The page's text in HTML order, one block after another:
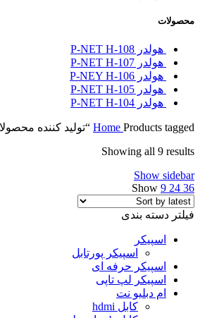
محصولات
هولدر P-NET H-108
هولدر P-NET H-107
هولدر P-NEY H-106
هولدر P-NET H-105
هولدر P-NET H-104
Home Products tagged “تولید کننده محصولات پی نت”
Showing all 9 results
Show sidebar
Show 9 24 36
فیلتر دسته بندی
اسپیکر
اسپیکر پورتابل
اسپیکر حرفه ای
اسپیکر لپ تاپی
ام دبلیو نت
کابل hdmi